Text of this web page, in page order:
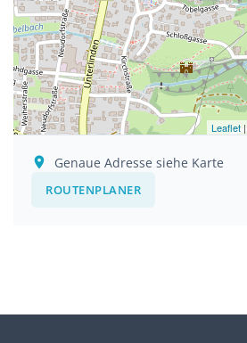
Leaflet|
Genaue Adresse siehe Karte
ROUTENPLANER